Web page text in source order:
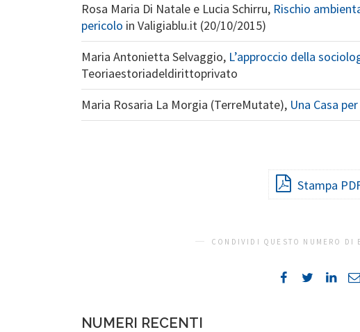
Rosa Maria Di Natale e Lucia Schirru, Rischio
pericolo in Valigiablu.it (20/10/2015)
Maria Antonietta Selvaggio, L’approccio della
Teoriaestoriadeldirittoprivato
Maria Rosaria La Morgia (TerreMutate), Una Casa
Stampa
CONDIVIDI QUESTO NUMERO DI
NUMERI RECENTI